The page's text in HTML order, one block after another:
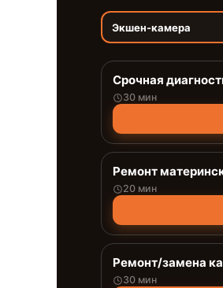
Экшен-камера
Срочная
30 мин
Ремонт
20 мин
Ремонт/замена
30 мин